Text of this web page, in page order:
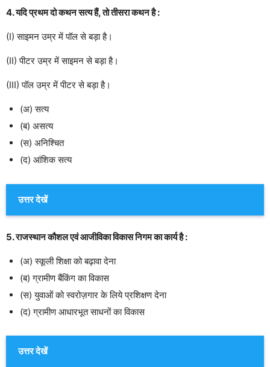
4. यदि प्रथम दो कथन सत्य हैं, तो तीसरा कथन है :
(I) साइमन उम्र में पॉल से बड़ा है।
(II) पीटर उम्र में साइमन से बड़ा है।
(III) पॉल उम्र में पीटर से बड़ा है।
(अ) सत्य
(ब) असत्य
(स) अनिश्चित
(द) आंशिक सत्य
उत्तर देखें
5. राजस्थान कौशल एवं आजीविका विकास निगम का कार्य है :
(अ) स्कूली शिक्षा को बढ़ावा देना
(ब) ग्रामीण बैंकिंग का विकास
(स) युवाओं को स्वरोज़गार के लिये प्रशिक्षण देना
(द) ग्रामीण आधारभूत साधनों का विकास
उत्तर देखें